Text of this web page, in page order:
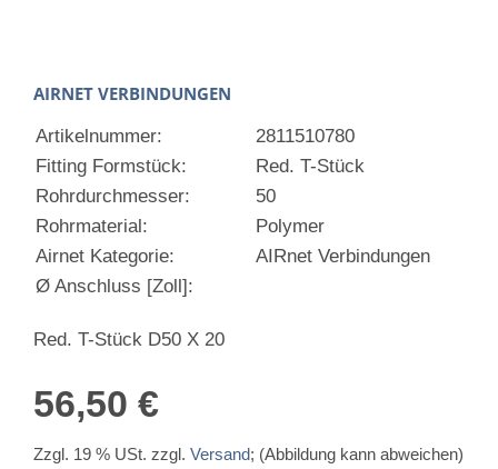
AIRNET VERBINDUNGEN
Artikelnummer:
2811510780
Fitting Formstück:
Red. T-Stück
Rohrdurchmesser:
50
Rohrmaterial:
Polymer
Airnet Kategorie:
AIRnet Verbindungen
Ø Anschluss [Zoll]:
Red. T-Stück D50 X 20
56,50 €
Zzgl. 19 % USt. zzgl. Versand; (Abbildung kann abweichen)